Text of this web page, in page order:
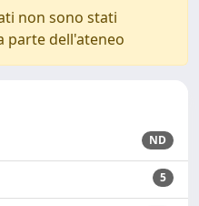
non sono stati
parte dell'ateneo
ND
5